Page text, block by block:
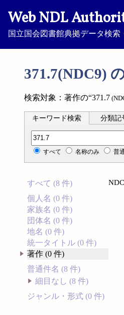
Web NDL
国立国会図書館典拠データ検索
371.7(NDC9)
検索対象：著作の“371.7
キーワード検索 分類記
分類記号検索
すべて 名称のみ 普
すべて (8 件)
個人名 (0 件)
家族名 (0 件)
団体名 (0 件)
地名 (0 件)
統一タイトル (0 件)
著作 (0 件)
普通件名 (8 件)
細目なし (8 件)
ジャンル・形式 (0 件)